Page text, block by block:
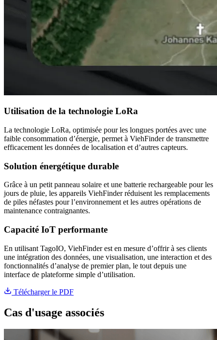
Utilisation de la technologie LoRa
La technologie LoRa, optimisée pour les longues portées avec une
faible consommation d’énergie, permet à ViehFinder de transmettre
efficacement les données de localisation et d’autres capteurs.
Solution énergétique durable
Grâce à un petit panneau solaire et une batterie rechargeable pour les
jours de pluie, les appareils ViehFinder réduisent les remplacements
de piles néfastes pour l’environnement et les autres opérations de
maintenance contraignantes.
Capacité IoT performante
En utilisant TagoIO, ViehFinder est en mesure d’offrir à ses clients
une intégration des données, une visualisation, une interaction et des
fonctionnalités d’analyse de premier plan, le tout depuis une
interface de plateforme simple d’utilisation.
Télécharger le PDF
Cas d'usage associés